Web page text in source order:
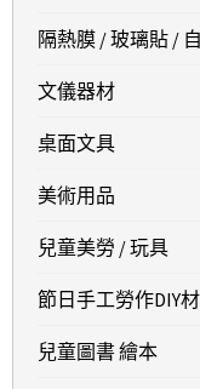
隔熱膜 / 玻璃貼 /
文儀器材
桌面文具
美術用品
兒童美勞 / 玩具
節日手工勞作DIY
兒童圖書 繪本